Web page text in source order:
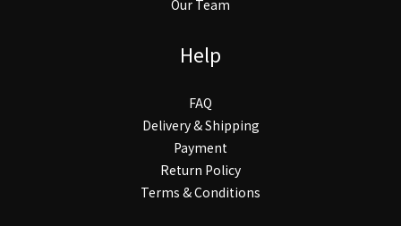
Our Team
Help
FAQ
Delivery & Shipping
Payment
Return Policy
Terms & Conditions